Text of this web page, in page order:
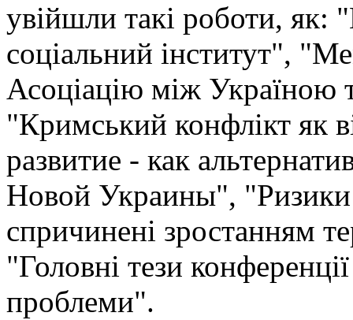
увійшли такі роботи, як:
соціальний інститут",
Асоціацію між
"Кримський конфлікт як
развитие - как
Новой Украины", "Ризики
спричинені зростанням
"Головні тези
проблеми".